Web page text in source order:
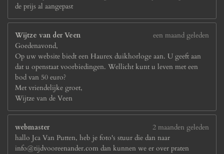
de prijs al aangepast
Wijtze van der Veen
een maand geleden
Goedenavond,
Op uw website biedt een Haurex duikhorloge aan. U geeft aan
dat u openstaat voorbiedingen. Wellicht kunt u leven met een
bod van 50 euro?
Met vriendelijke groet,
Wijtze van de Veen
webmaster
2 maanden geleden
hallo Jca Van Putten, heb je foto's stuur die dan naar
info@tijdvooreenander.com dan kunnen we er over praten